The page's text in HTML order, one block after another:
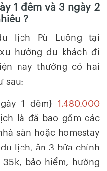
1 đêm và 3 ngày 2
?
lịch Pù Luông tại
hướng du khách đi
nay thường có hai
sau:
1 đêm} 1.480.000
là đã bao gồm các
sàn hoặc homestay
lịch, ăn 3 bữa chính
35k, bảo hiểm, hướng